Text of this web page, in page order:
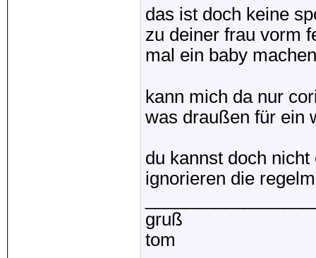
das ist doch keine
zu deiner frau vorm
mal ein baby
kann mich da nur
was draußen für ein
du kannst doch
ignorieren die
gruß
tom